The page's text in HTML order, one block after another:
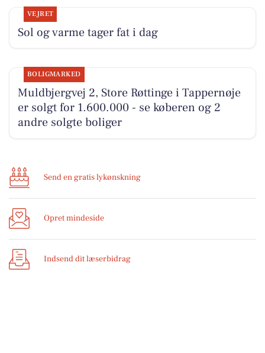
VEJRET
Sol og varme tager fat i dag
BOLIGMARKED
Muldbjergvej 2, Store Røttinge i Tappernøje
er solgt for 1.600.000 - se køberen og 2
andre solgte boliger
Send en gratis lykønskning
Opret mindeside
Indsend dit læserbidrag